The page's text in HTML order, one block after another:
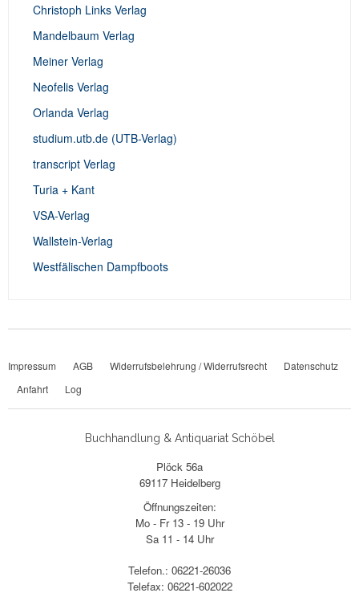
Christoph Links Verlag
Mandelbaum Verlag
Meiner Verlag
Neofelis Verlag
Orlanda Verlag
studium.utb.de (UTB-Verlag)
transcript Verlag
Turia + Kant
VSA-Verlag
Wallstein-Verlag
Westfälischen Dampfboots
Impressum AGB Widerrufsbelehrung / Widerrufsrecht
Datenschutz
Anfahrt
Log
Buchhandlung & Antiquariat Schöbel
Plöck 56a
69117 Heidelberg
Öffnungszeiten:
Mo - Fr 13 - 19 Uhr
Sa 11 - 14 Uhr
Telefon.: 06221-26036
Telefax: 06221-602022